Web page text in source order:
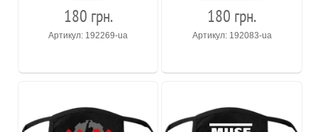
180 грн.
Артикул: 192269-ua
180 грн.
Артикул: 192083-ua